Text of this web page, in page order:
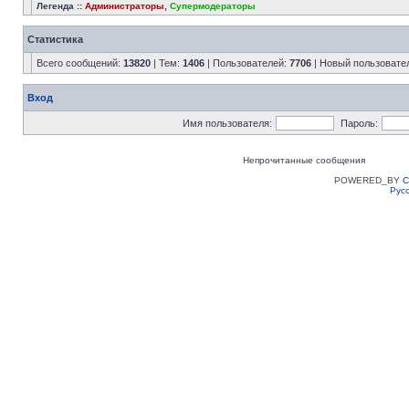
Легенда :: Администраторы Супермодераторы
Статистика
Всего сообщений: 13820 | Тем: 1406 | Пользователей: 7706 | Новый
Вход
Имя пользователя: Пароль:
Непрочитанные сообщения
POWERED_BY